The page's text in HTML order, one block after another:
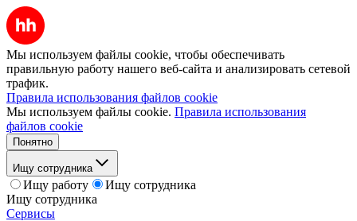
Мы используем файлы cookie, чтобы обеспечивать
правильную работу нашего веб-сайта и анализировать сетевой
трафик.
Правила использования файлов cookie
Мы используем файлы cookie. Правила использования
файлов cookie
Понятно
Ищу сотрудника
Ищу работу
Ищу сотрудника
Ищу сотрудника
Сервисы